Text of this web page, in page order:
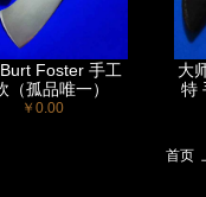
Foster 手工
（孤品唯一）
￥0.00
大
特
首页